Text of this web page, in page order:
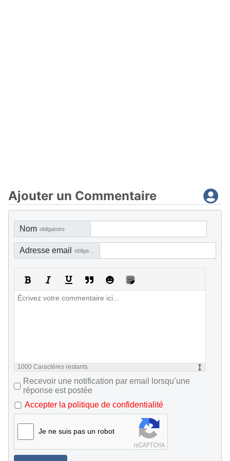
Ajouter un Commentaire
Nom obligatoire
Adresse email
1000 Caractères restants
Recevoir une notification par email lorsqu’une
réponse est postée
Accepter la politique de confidentialité
Je ne suis pas un robot